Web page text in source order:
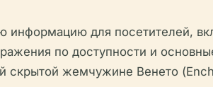
информацию для посетителей,
по доступности и
скрытой жемчужине Венето